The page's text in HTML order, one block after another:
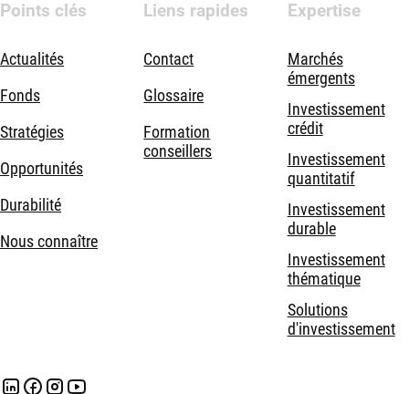
Points clés
Actualités
Fonds
Stratégies
Opportunités
Durabilité
Nous connaître
Liens rapides
Contact
Glossaire
Formation
conseillers
Expertise
Marchés
émergents
Investissement
crédit
Investissement
quantitatif
Investissement
durable
Investissement
thématique
Solutions
d'investissement